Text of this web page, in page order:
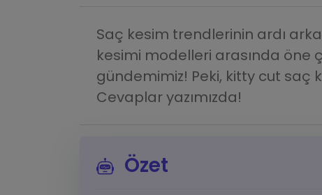
Saç kesim trendlerinin ardı
kesimi modelleri arasında öne
gündemimiz! Peki, kitty cut saç
Cevaplar yazımızda!
Özet